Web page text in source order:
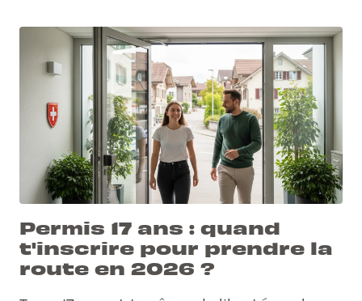
Permis 17 ans : quand
t'inscrire pour prendre la
route en 2026 ?